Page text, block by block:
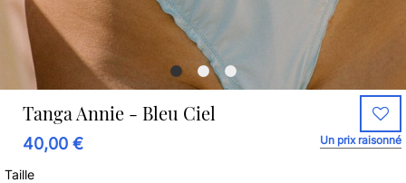
Tanga Annie - Bleu Ciel
40,00 € Un prix raisonné
Taille